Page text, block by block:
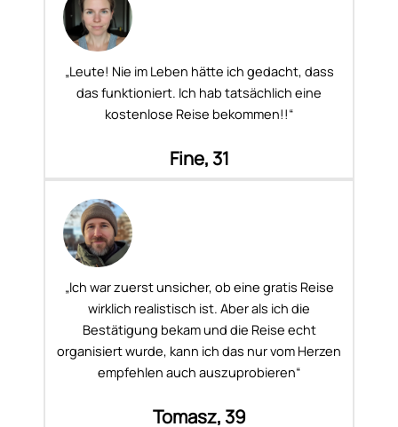
„Leute! Nie im Leben hätte ich gedacht, dass
das funktioniert. Ich hab tatsächlich eine
kostenlose Reise bekommen!!“
Fine, 31
„Ich war zuerst unsicher, ob eine gratis Reise
wirklich realistisch ist. Aber als ich die
Bestätigung bekam und die Reise echt
organisiert wurde, kann ich das nur vom Herzen
empfehlen auch auszuprobieren“
Tomasz, 39